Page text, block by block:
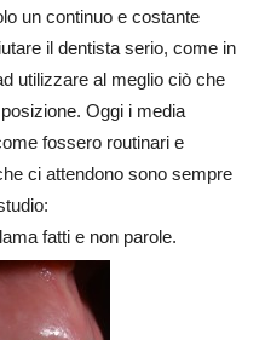
un continuo e costante
il dentista serio, come in
utilizzare al meglio ciò che
Oggi i media
fossero routinari e
ci attendono sono sempre
fatti e non parole.